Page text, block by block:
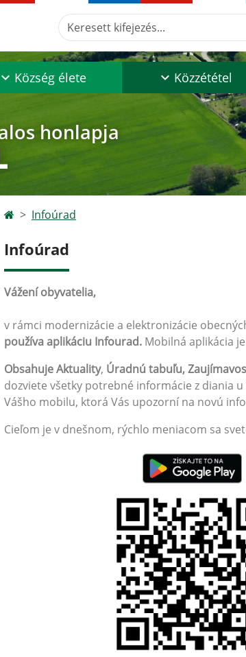
Keresett kifejezés...
Község élete Közzététel
honlapja
Infoúrad
Infoúrad
Vážení obyvatelia,
v rámci modernizácie a elektronizácie
používa aplikáciu Infourad. Mobilná aplikácia je
Obsahuje Aktuality, Úradnú tabuľu,
dozviete všetky potrebné informácie z diania
Vášho mobilu, ktorá Vás upozorní na novú
Cieľom je v dnešnom, rýchlo meniacom sa